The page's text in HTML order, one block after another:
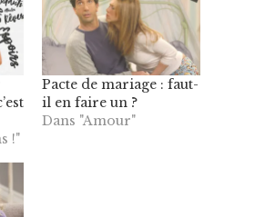
!"
Pacte de mariage : faut-
il en faire un ?
Dans "Amour"